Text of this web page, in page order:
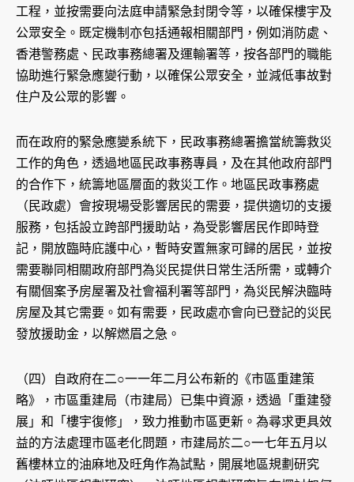
工程，並按需要向法庭申請緊急封閉令等，以確保樓宇及
公眾安全。既定機制亦包括通報相關部門，例如消防處、
香港警務處、民政事務總署及運輸署等，按各部門的職能
協助進行緊急應變行動，以確保公眾安全，並減低事故對
住户及公眾的影響。
而在政府的緊急應變系統下，民政事務總署擔當統籌救災
工作的角色，透過地區民政事務專員，及在其他政府部門
的合作下，統籌地區層面的救災工作。地區民政事務處
（民政處）會按現場受影響居民的需要，提供適切的支援
服務，包括設立跨部門援助站，為受影響居民作即時登
記，開放臨時庇護中心，暫時安置無家可歸的居民，並按
需要聯同相關政府部門為災民提供日常生活所需，或轉介
有關個案予房屋署及社會福利署等部門，為災民解決臨時
房屋及其它需要。如有需要，民政處亦會向已登記的災民
發放援助金，以解燃眉之急。
（四）自政府在二○一一年二月公布新的《市區重建策
略》，市區重建局（市建局）已集中資源，透過「重建發
展」和「樓宇復修」，致力推動市區更新。為尋求更具效
益的方法處理市區老化問題，市建局於二○一七年五月以
舊樓林立的油麻地及旺角作為試點，開展地區規劃研究